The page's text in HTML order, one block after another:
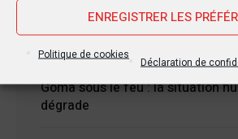
ENREGISTRER LES
Politique de cookies
Déclaration de
française en RDC : une visite
Goma sous le feu : la situation
dégrade